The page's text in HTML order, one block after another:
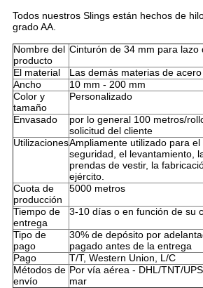
Todos nuestros Slings están hechos de
grado AA.
Nombre del
producto
Cinturón de 34 mm para lazo
El material
Las demás materias de acero
Ancho
10 mm - 200 mm
Color y
tamaño
Personalizado
Envasado
por lo general 100 metros/
solicitud del cliente
UtilizacionesAmpliamente utilizado para
seguridad, el levantamiento,
prendas de vestir, la
ejército.
Cuota de
producción
5000 metros
Tiempo de
entrega
3-10 días o en función de su
Tipo de
pago
30% de depósito por
pagado antes de la entrega
Pago
T/T, Western Union, L/C
Métodos de
envío
Por vía aérea - DHL/TNT/
mar